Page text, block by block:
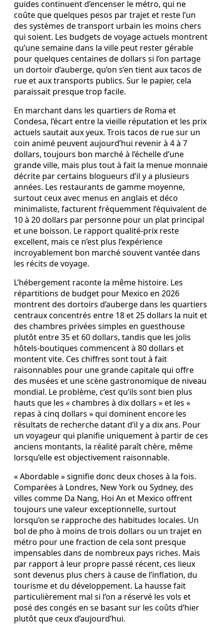
guides continuent d’encenser le métro, qui ne
coûte que quelques pesos par trajet et reste l’un
des systèmes de transport urbain les moins chers
qui soient. Les budgets de voyage actuels montrent
qu’une semaine dans la ville peut rester gérable
pour quelques centaines de dollars si l’on partage
un dortoir d’auberge, qu’on s’en tient aux tacos de
rue et aux transports publics. Sur le papier, cela
paraissait presque trop facile.
En marchant dans les quartiers de Roma et
Condesa, l’écart entre la vieille réputation et les prix
actuels sautait aux yeux. Trois tacos de rue sur un
coin animé peuvent aujourd’hui revenir à 4 à 7
dollars, toujours bon marché à l’échelle d’une
grande ville, mais plus tout à fait la menue monnaie
décrite par certains blogueurs d’il y a plusieurs
années. Les restaurants de gamme moyenne,
surtout ceux avec menus en anglais et déco
minimaliste, facturent fréquemment l’équivalent de
10 à 20 dollars par personne pour un plat principal
et une boisson. Le rapport qualité-prix reste
excellent, mais ce n’est plus l’expérience
incroyablement bon marché souvent vantée dans
les récits de voyage.
L’hébergement raconte la même histoire. Les
répartitions de budget pour Mexico en 2026
montrent des dortoirs d’auberge dans les quartiers
centraux concentrés entre 18 et 25 dollars la nuit et
des chambres privées simples en guesthouse
plutôt entre 35 et 60 dollars, tandis que les jolis
hôtels-boutiques commencent à 80 dollars et
montent vite. Ces chiffres sont tout à fait
raisonnables pour une grande capitale qui offre
des musées et une scène gastronomique de niveau
mondial. Le problème, c’est qu’ils sont bien plus
hauts que les « chambres à dix dollars » et les «
repas à cinq dollars » qui dominent encore les
résultats de recherche datant d’il y a dix ans. Pour
un voyageur qui planifie uniquement à partir de ces
anciens montants, la réalité paraît chère, même
lorsqu’elle est objectivement raisonnable.
« Abordable » signifie donc deux choses à la fois.
Comparées à Londres, New York ou Sydney, des
villes comme Da Nang, Hoi An et Mexico offrent
toujours une valeur exceptionnelle, surtout
lorsqu’on se rapproche des habitudes locales. Un
bol de pho à moins de trois dollars ou un trajet en
métro pour une fraction de cela sont presque
impensables dans de nombreux pays riches. Mais
par rapport à leur propre passé récent, ces lieux
sont devenus plus chers à cause de l’inflation, du
tourisme et du développement. La hausse fait
particulièrement mal si l’on a réservé les vols et
posé des congés en se basant sur les coûts d’hier
plutôt que ceux d’aujourd’hui.